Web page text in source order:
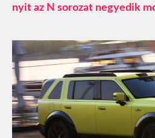
nyit az N sorozat negyedik